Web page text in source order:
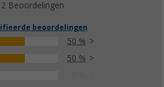
2 Beoordelingen
beoordelingen
50 %
50 %